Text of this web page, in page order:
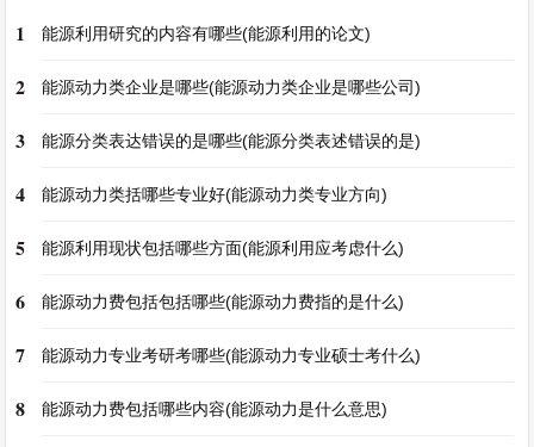
1 能源利用研究的内容有哪些(能源利用的论文)
2 能源动力类企业是哪些(能源动力类企业是哪些公司)
3 能源分类表达错误的是哪些(能源分类表述错误的是)
4 能源动力类括哪些专业好(能源动力类专业方向)
5 能源利用现状包括哪些方面(能源利用应考虑什么)
6 能源动力费包括包括哪些(能源动力费指的是什么)
7 能源动力专业考研考哪些(能源动力专业硕士考什么)
8 能源动力费包括哪些内容(能源动力是什么意思)